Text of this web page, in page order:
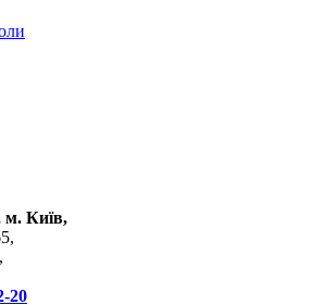
м. Київ,
20